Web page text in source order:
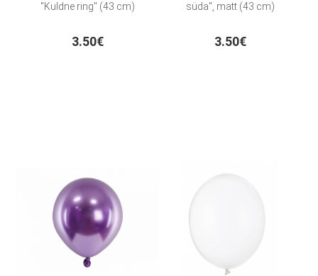
"Kuldne ring" (43 cm)
3.50€
süda", matt (43 cm)
3.50€